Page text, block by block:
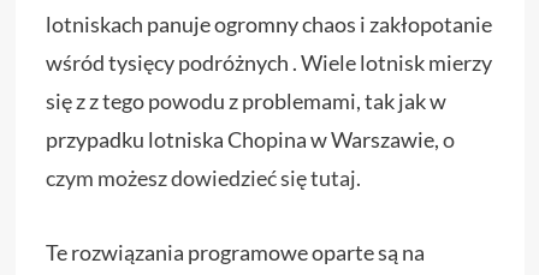
lotniskach panuje ogromny chaos i zakłopotanie
wśród tysięcy podróżnych . Wiele lotnisk mierzy
się z z tego powodu z problemami, tak jak w
przypadku lotniska Chopina w Warszawie,o
czym możesz dowiedzieć się tutaj.
Te rozwiązania programowe oparte są na